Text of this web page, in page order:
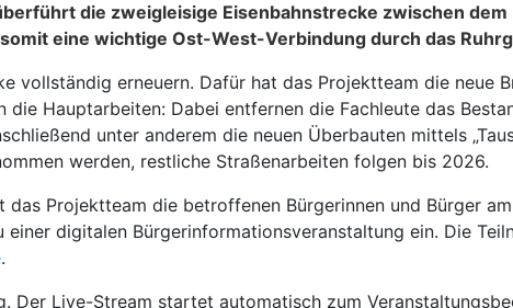
die zweigleisige Eisenbahn­strecke zwischen
eine wichtige Ost-West-Verbindung durch das
vollständig erneuern. Dafür hat das Projektteam die neue
Hauptarbeiten: Dabei entfernen die Fachleute das
unter anderem die neuen Überbauten mittels
werden, restliche Straßenarbeiten folgen bis 2026.
Projektteam die betroffenen Bürgerinnen und Bürger
digitalen Bürgerinformationsveranstaltung ein. Die
.
Der Live-Stream startet automatisch zum